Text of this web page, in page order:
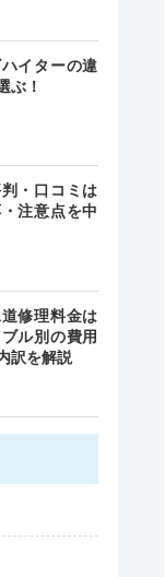
イターの違
ぶ！
・口コミは
注意点を中
修理料金は
ル別の費用
訳を解説